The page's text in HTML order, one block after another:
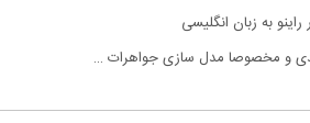
و مخصوصا مدل سازی جواهرات …